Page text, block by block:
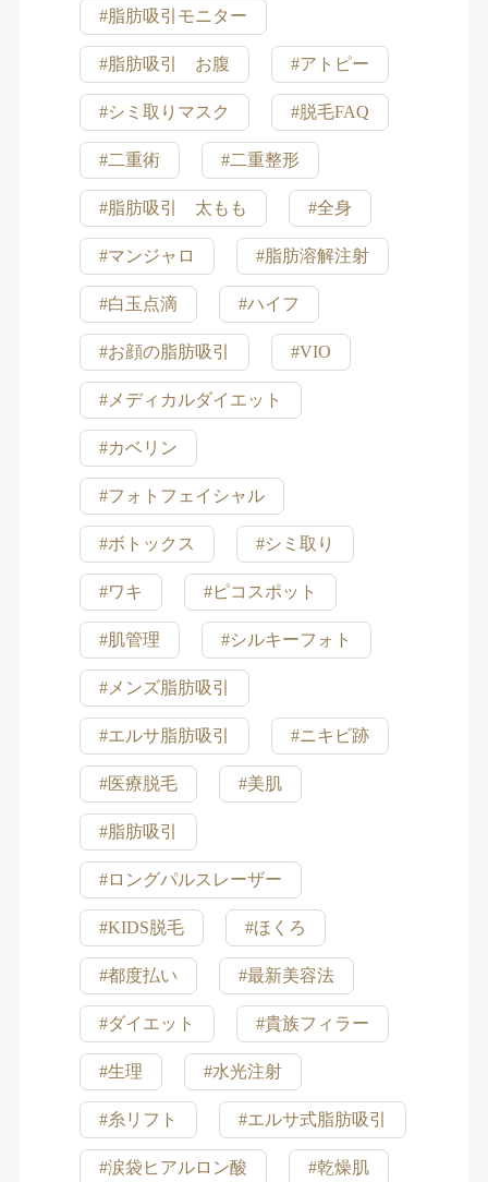
#脂肪吸引モニター
#脂肪吸引 お腹 #アトピー
#シミ取りマスク #脱毛FAQ
#二重術 #二重整形
#脂肪吸引 太もも #全身
#マンジャロ #脂肪溶解注射
#白玉点滴 #ハイフ
#お顔の脂肪吸引 #VIO
#メディカルダイエット
#カベリン
#フォトフェイシャル
#ボトックス #シミ取り
#ワキ #ピコスポット
#肌管理 #シルキーフォト
#メンズ脂肪吸引
#エルサ脂肪吸引 #ニキビ跡
#医療脱毛 #美肌
#脂肪吸引
#ロングパルスレーザー
#KIDS脱毛 #ほくろ
#都度払い #最新美容法
#ダイエット #貴族フィラー
#生理 #水光注射
#糸リフト #エルサ式脂肪吸引
#涙袋ヒアルロン酸 #乾燥肌